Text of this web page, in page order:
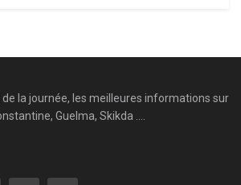
la journée, les meilleures informations sur
Guelma, Skikda ....